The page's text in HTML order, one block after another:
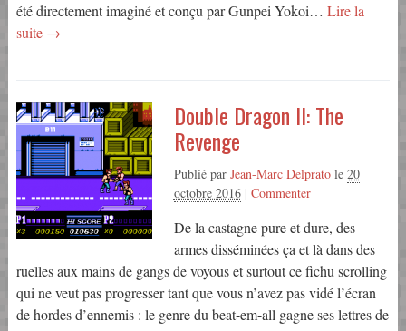
été directement imaginé et conçu par Gunpei Yokoi… Lire la
suite →
Double Dragon II: The
Revenge
Publié par Jean-Marc Delpratole 20
octobre 2016| Commenter
De la castagne pure et dure, des
armes disséminées ça et là dans des
ruelles aux mains de gangs de voyous et surtout ce fichu scrolling
qui ne veut pas progresser tant que vous n’avez pas vidé l’écran
de hordes d’ennemis : le genre du beat-em-all gagne ses lettres de